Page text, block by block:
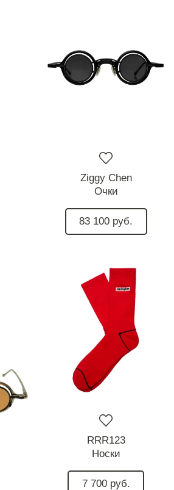
Ziggy Chen
Очки
83 100 руб.
RRR123
Носки
7 700 руб.